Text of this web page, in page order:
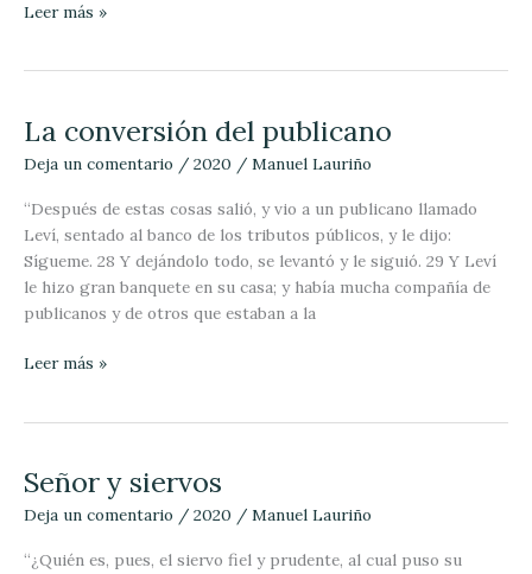
Leer más »
La conversión del publicano
Deja un comentario / 2020 / Manuel Lauriño
“Después de estas cosas salió, y vio a un publicano llamado
Leví, sentado al banco de los tributos públicos, y le dijo:
Sígueme. 28 Y dejándolo todo, se levantó y le siguió. 29 Y Leví
le hizo gran banquete en su casa; y había mucha compañía de
publicanos y de otros que estaban a la
La
del
publicano
Leer más »
Señor y siervos
Deja un comentario / 2020 / Manuel Lauriño
“¿Quién es, pues, el siervo fiel y prudente, al cual puso su
Señor
siervos